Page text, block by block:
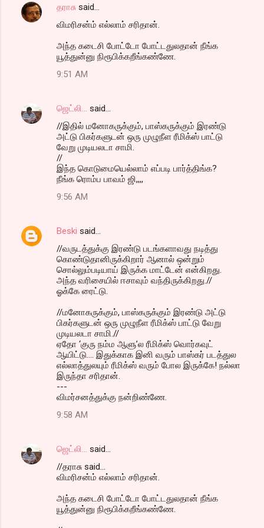
e
தராசு said…
விமரிசன்ம் எல்லாம் சரிதான்.
அந்த கடைசி போட்டோ போட்டதுலதான் நீங்க
யூத்துன்னு நிரூபிக்கறீங்கண்ணே.
9:51 AM
ஜெட்லி...
said…
//இதில் மனோகருக்கும், பாஸ்கருக்கும் இரண்டு
அட்டு பிகர்களுடன் ஒரு முழுநீள ரீமிக்ஸ் பாட்டு
வேறு முடியலடா சாமி.
//
இந்த கொடுமையெல்லாம் எப்படி பார்த்திங்க?
நீங்க ரொம்ப பாவம் ஜி,,,,
9:56 AM
Beski said…
//வருடத்துக்கு இரண்டு படங்களாவது நடித்து
கொண்டுதானிருக்கிறார் ஆனால் ஒன்றும்
சொல்லும்படியாய் இருக்க மாட்டேன் என்கிறது.
அந்த வரிசையில் ஈசாவும் வந்திருக்கிறது.//
ஓக்கே ரைட்டு.
//மனோகருக்கும், பாஸ்கருக்கும் இரண்டு அட்டு
பிகர்களுடன் ஒரு முழுநீள ரீமிக்ஸ் பாட்டு வேறு
முடியலடா சாமி.//
ஏதோ ‘குரு நம்ம ஆளு’ல ரீமிக்ஸ் வொர்கவுட்
ஆயிட்டு.... இதுக்காக இனி வரும் பாஸ்கர் படத்துல
எல்லாத்துலயும் ரீமிக்ஸ் வரும் போல இருக்கே! நல்லா
இருந்தா சரிதான்.
---
விமர்சனத்துக்கு நன்றிண்ணே.
9:58 AM
ஜெட்லி...
said…
//தராசு said...
விமரிசன்ம் எல்லாம் சரிதான்.
அந்த கடைசி போட்டோ போட்டதுலதான் நீங்க
யூத்துன்னு நிரூபிக்கறீங்கண்ணே.